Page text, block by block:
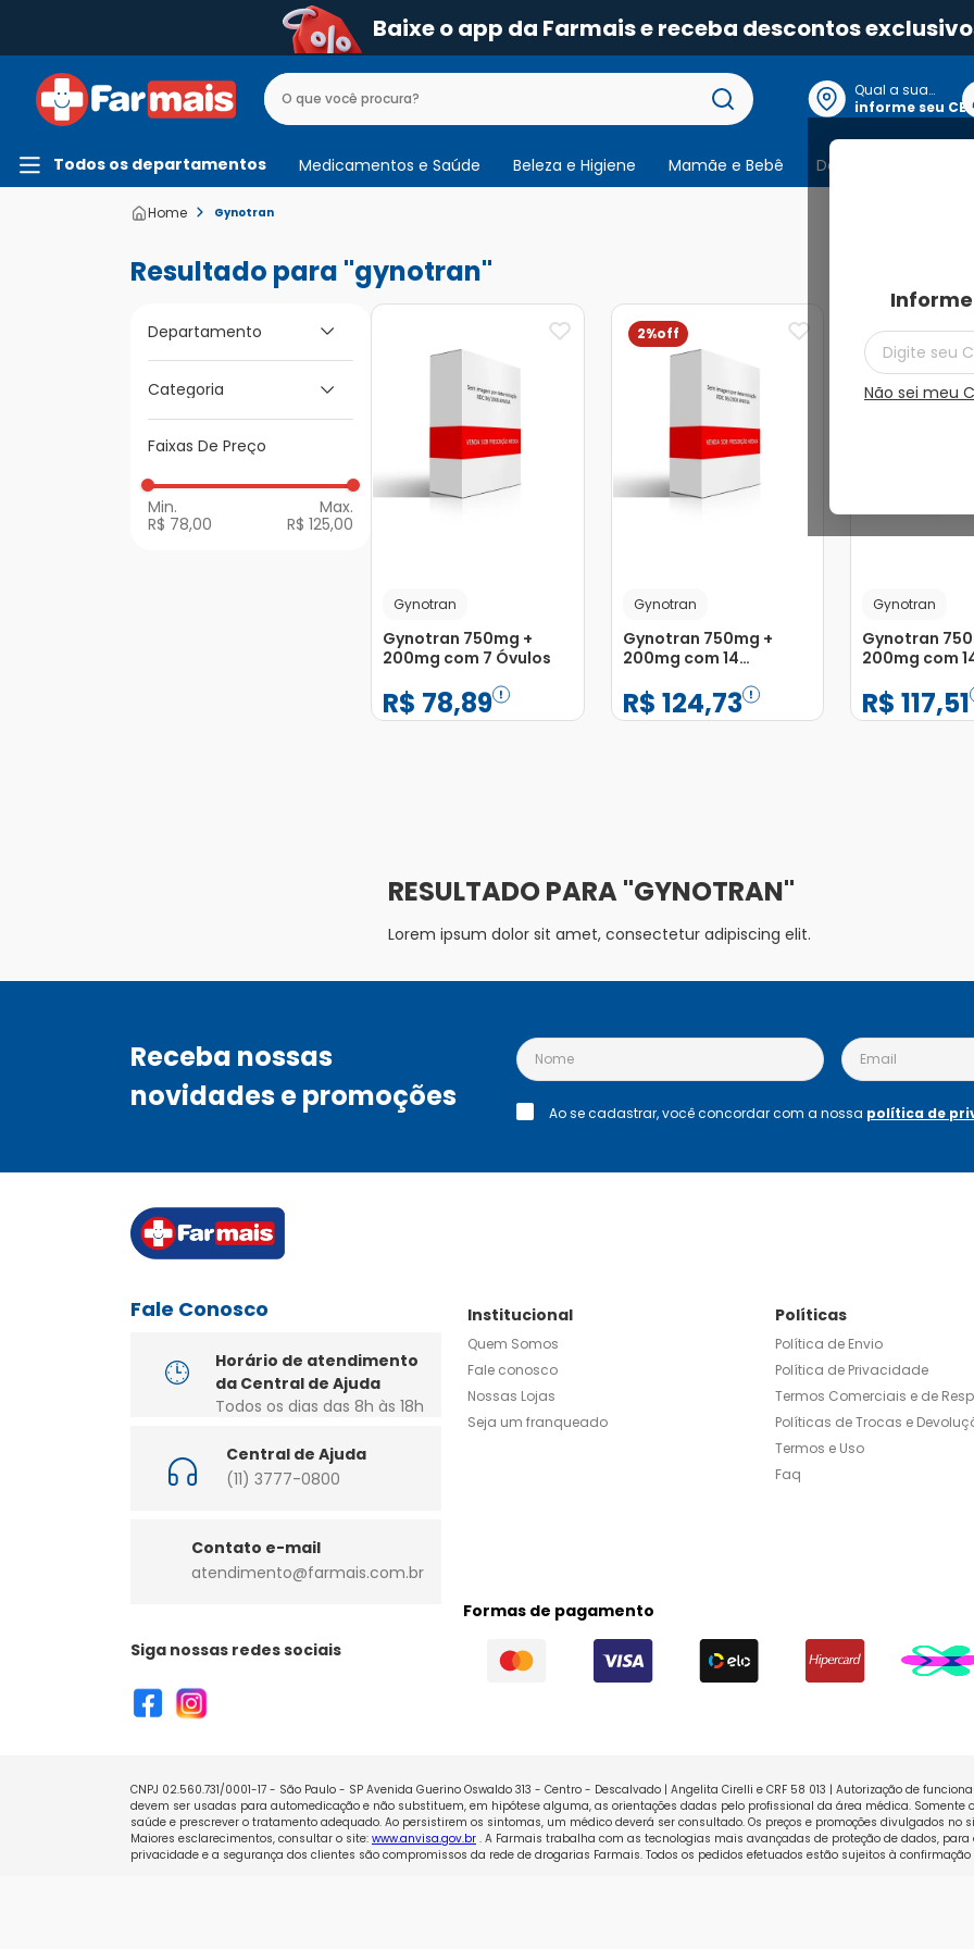
Baixe o app da Farmais e receba descontos
Qual a sua
localização?
informe seu CEP
Não sei meu
Todos os departamentos Medicamentos e Saúde Beleza e Higiene Mamãe e Bebê Dermocosmeticos
Gynotran
gynotran
Departamento
Medicamentos e
Saúde
Categoria
Infecções
Faixas De Preço
R$ 78,00 R$ 125,00
Gynotran
Gynotran 750mg +
200mg com 7 Óvulos
R$ 78,89
2%
Gynotran
Gynotran 750mg +
200mg com 14
Ginecológico com 7
Óvulos
R$ 124,73
Gynotran
Gynotran
200mg com
Ginecológico
Óvulos
R$ 117,51
GYNOTRAN
Lorem ipsum dolor sit amet, consectetur adipiscing elit.
Receba nossas
novidades e promoções
Ao se cadastrar, você concordar com a nossa política de
Fale Conosco
Horário de atendimento
da Central de Ajuda
Todos os dias das 8h às 18h
Central de Ajuda
(11) 3777-0800
Contato e-mail
atendimento@farmais.com.br
Siga nossas redes sociais
Institucional
Quem Somos
Fale conosco
Nossas Lojas
Seja um franqueado
Políticas
Política de Envio
Política de Privacidade
Termos Comerciais e de
Políticas de Trocas e
Termos e Uso
Faq
Formas de pagamento
CNPJ 02.560.731/0001-17 - São Paulo - SP Avenida Guerino Oswaldo 313 - Centro - Descalvado | Angelita Cirelli e CRF 58 013 | Autorização de
devem ser usadas para automedicação e não substituem, em hipótese alguma, as orientações dadas pelo profissional da área médica.
saúde e prescrever o tratamento adequado. Ao persistirem os sintomas, um médico deverá ser consultado. Os preços e promoções divulgados
Maiores esclarecimentos, consultar o site: www.anvisa.gov.br . A Farmais trabalha com as tecnologias mais avançadas de proteção de dados,
privacidade e a segurança dos clientes são compromissos da rede de drogarias Farmais. Todos os pedidos efetuados estão sujeitos à